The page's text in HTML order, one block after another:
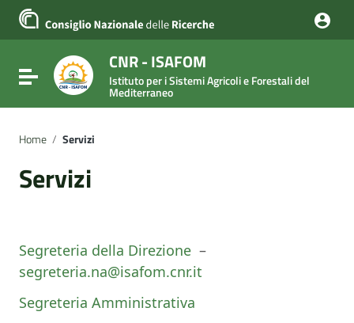
Vai ai contenuti
Vai al menu di navigazione
Vai al footer
Attiva / disattiva la navigazione
CNR - ISAFOM
Istituto per i Sistemi Agricoli e Forestali del
Mediterraneo
Home / Servizi
Servizi
Segreteria della Direzione –
segreteria.na@isafom.cnr.it
Segreteria Amministrativa